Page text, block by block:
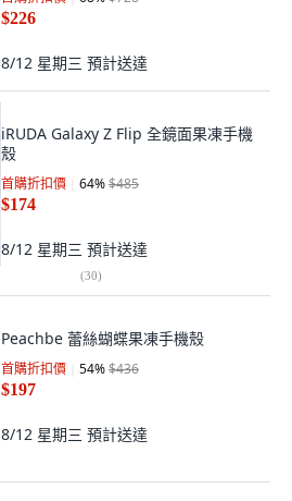
$226
8/12 星期三 預計送達
iRUDA Galaxy Z Flip 全鏡面果凍手機
殼
首購折扣價 64%$485
$174
8/12 星期三 預計送達
(30)
Peachbe 蕾絲蝴蝶果凍手機殼
首購折扣價 54%$436
$197
8/12 星期三 預計送達